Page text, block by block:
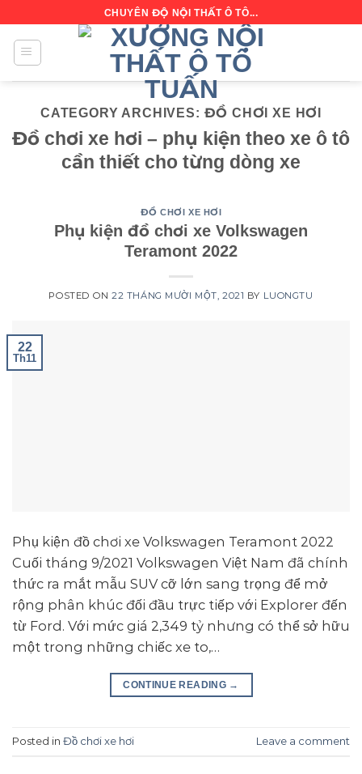
content
CHUYÊN ĐỘ NỘI THẤT Ô TÔ...
CATEGORY ARCHIVES: ĐỒ CHƠI XE HƠI
Đồ chơi xe hơi – phụ kiện theo xe ô tô
cần thiết cho từng dòng xe
ĐỒ CHƠI XE HƠI
Phụ kiện đồ chơi xe Volkswagen
Teramont 2022
POSTED ON22 THÁNG MƯỜI MỘT, 2021 BY LUONGTU
22
Th11
Phụ kiện đồ chơi xe Volkswagen Teramont 2022
Cuối tháng 9/2021 Volkswagen Việt Nam đã chính
thức ra mắt mẫu SUV cỡ lớn sang trọng để mở
rộng phân khúc đối đầu trực tiếp với Explorer đến
từ Ford. Với mức giá 2,349 tỷ nhưng có thể sở hữu
một trong những chiếc xe to,…
CONTINUE READING →
Posted in Đồ chơi xe hơi Leave a comment